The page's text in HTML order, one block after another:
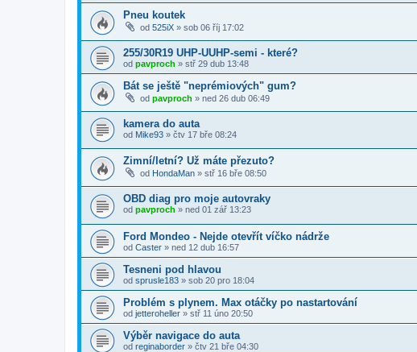
Pneu koutek
od 525iX » sob 06 říj 17:02
255/30R19 UHP-UUHP-semi - které?
od pavproch » stř 29 dub 13:48
Bát se ještě "neprémiových" gum?
od pavproch » ned 26 dub 06:49
kamera do auta
od Mike93 » čtv 17 bře 08:24
Zimní/letní? Už máte přezuto?
od HondaMan » stř 16 bře 08:50
OBD diag pro moje autovraky
od pavproch » ned 01 zář 13:23
Ford Mondeo - Nejde otevřít víčko nádrže
od Caster » ned 12 dub 16:57
Tesneni pod hlavou
od sprusle183 » sob 20 pro 18:04
Problém s plynem. Max otáčky po nastartování
od jetteroheller » stř 11 úno 20:50
Výběr navigace do auta
od reginaborder » čtv 21 bře 04:30